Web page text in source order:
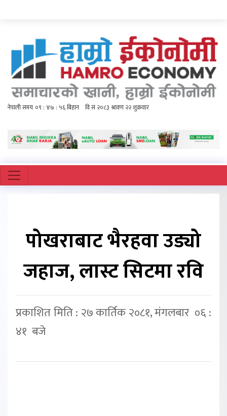
पोखराबाट भैरहवा उड्यो
जहाज, लास्ट सिटमा रवि
प्रकाशित मिति : २७ कार्तिक २०८१, मंगलबार ०६ :
४१ बजे